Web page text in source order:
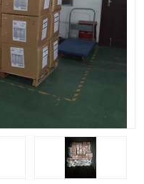
深圳国际快递电话
深圳国际快递